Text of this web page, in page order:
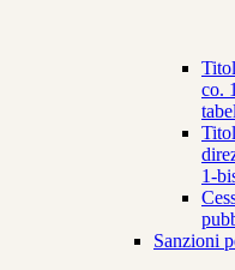
co.
1-
Sanzioni